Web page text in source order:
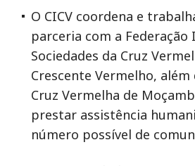
O CICV coordena e
parceria com a
Sociedades da Cruz
Crescente Vermelho, além
Cruz Vermelha de
prestar assistência
número possível de